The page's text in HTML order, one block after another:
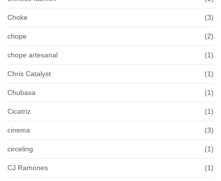
Choke (3)
chope (2)
chope artesanal (1)
Chris Catalyst (1)
Chubasa (1)
Cicatriz (1)
cinema (3)
circeling (1)
CJ Ramones (1)